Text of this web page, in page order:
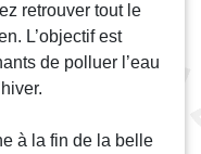
retrouver tout le
L’objectif est
de polluer l’eau
à la fin de la belle